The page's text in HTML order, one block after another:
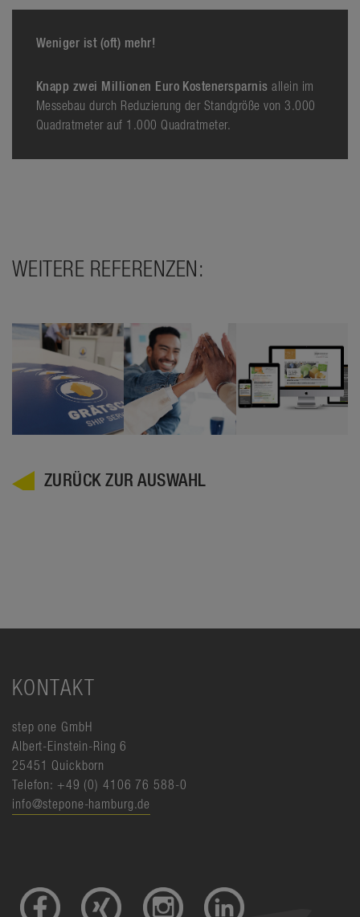
Weniger ist (oft) mehr!
Knapp zwei Millionen Euro Kostenersparnis allein im
Messebau durch Reduzierung der Standgröße von 3.000
Quadratmeter auf 1.000 Quadratmeter.
WEITERE REFERENZEN:
ZURÜCK ZUR AUSWAHL
KONTAKT
step one GmbH
Albert-Einstein-Ring 6
25451 Quickborn
Telefon: +49 (0) 4106 76 588-0
info@stepone-hamburg.de